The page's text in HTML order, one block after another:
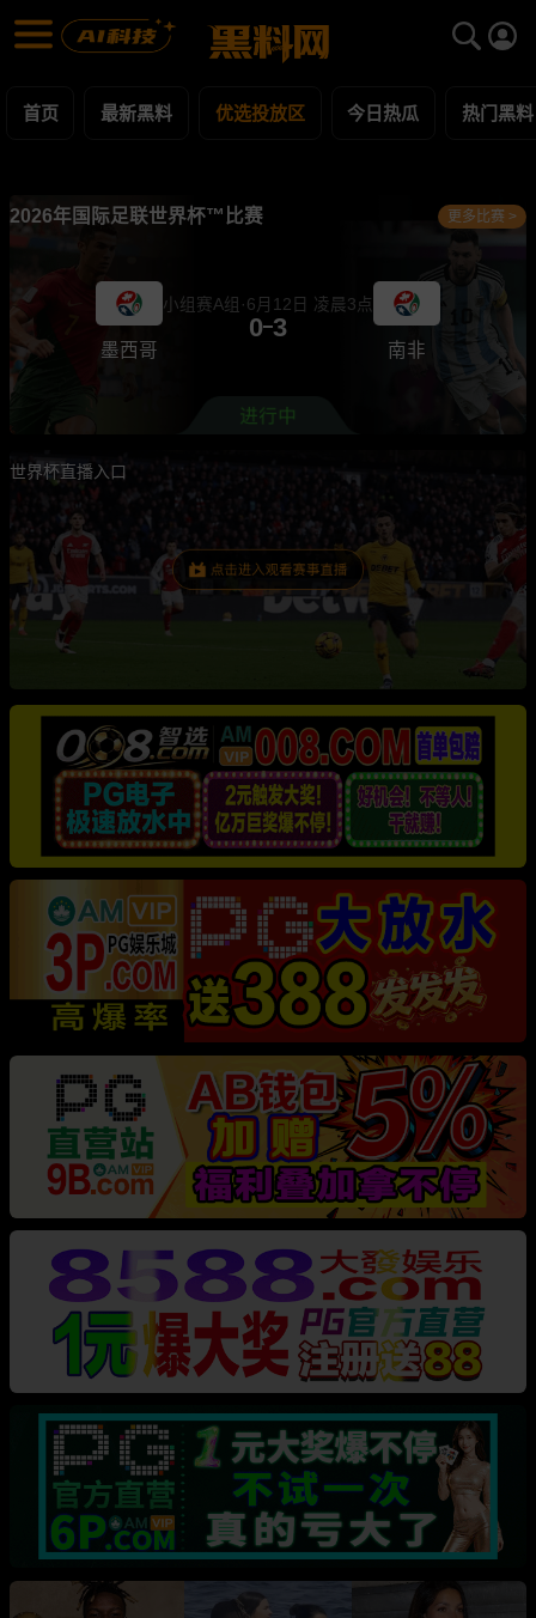
优选投放区 每日更新黑料吃瓜爆料
首页 最新黑料 优选投放区 今日热瓜 热门黑料
2026年国际足联世界杯™比赛 更多比赛 >
墨西哥
小组赛A组·6月12日 凌晨3点
0 3
南非
世界杯直播入口